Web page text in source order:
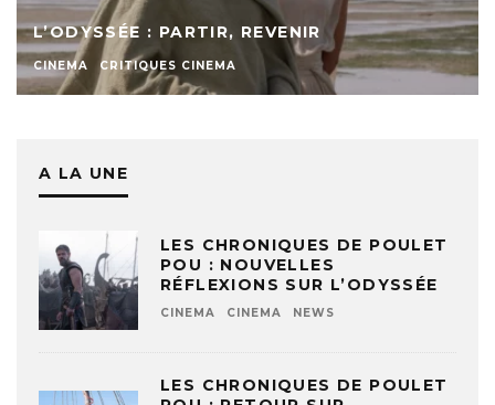
L’ODYSSÉE : PARTIR, REVENIR
CINEMA CRITIQUES CINEMA
A LA UNE
LES CHRONIQUES DE POULET
POU : NOUVELLES
RÉFLEXIONS SUR L’ODYSSÉE
CINEMA CINEMA NEWS
LES CHRONIQUES DE POULET